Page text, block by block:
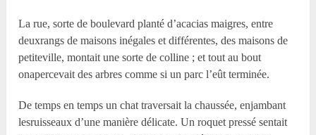
La rue, sorte de boulevard planté d’acacias maigres, entre
deuxrangs de maisons inégales et différentes, des maisons de
petiteville, montait une sorte de colline ; et tout au bout
onapercevait des arbres comme si un parc l’eût terminée.
De temps en temps un chat traversait la chaussée, enjambant
lesruisseaux d’une manière délicate. Un roquet pressé sentait